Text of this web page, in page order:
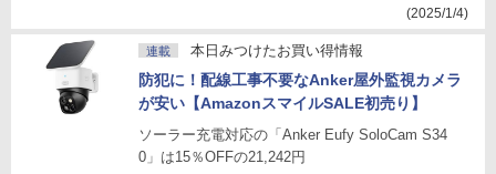
(2025/1/4)
連載 本日みつけたお買い得情報
防犯に！配線工事不要なAnker屋外監視カメラ
が安い【AmazonスマイルSALE初売り】
ソーラー充電対応の「Anker Eufy SoloCam S34
0」は15％OFFの21,242円